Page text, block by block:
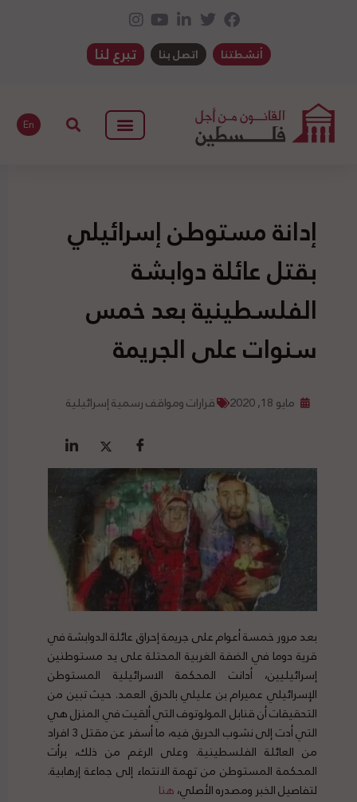
أنشطتنا اتصل بنا تبرع لنا
En
إدانة مستوطن إسرائيلي
بقتل عائلة دوابشة
الفلسطينية بعد خمس
سنوات على الجريمة
مايو 18, 2020 قرارات ومواقف رسمية إسرائيلية
بعد مرور خمسة أعوام على جريمة إحراق عائلة الدوابشة في
قرية دوما في الضفة الغربية المحتلة على يد مستوطنين
إسرائيليين، أدانت المحكمة الاسرائيلية المستوطن
الإسرائيلي عميرام بن عليلي بالحرق العمد. حيث تبين من
التحقيقات أن قنابل المولوتوف التي ألقيت في المنزل هي
التي أدت إلى نشوب الحريق فيه، ما أسفر عن مقتل 3 افراد
من العائلة الفلسطينية. وعلى الرغم من ذلك، برأت
المحكمة المستوطن من تهمة الانتماء إلى جماعة إرهابية.
لتفاصيل الخبر ومصدره الأصلي،هنا